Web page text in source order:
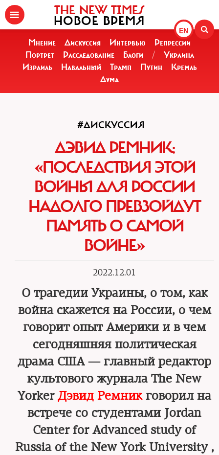
EN
THE NEW TIMES
НОВОЕ ВРЕМЯ
Мнение Дискуссия Интервью
Репрессии
Портрет
Расследование Блоги /
Украина
Израиль
Навальный Трамп Путин
Кремль
Дума
#ДИСКУССИЯ
ДЭВИД РЕМНИК:
«ПОСЛЕДСТВИЯ ЭТОЙ
ВОЙНЫ ДЛЯ РОССИИ
НАДОЛГО ПРЕВЗОЙДУТ
ПАМЯТЬ О САМОЙ
ВОЙНЕ»
2022.12.01
О трагедии Украины, о том, как
война скажется на России, о чем
говорит опыт Америки и в чем
сегодняшняя политическая
драма США — главный редактор
культового журнала The New
Yorker Дэвид Ремникговорил на
встрече со студентами Jordan
Center for Advanced study of
Russia of the New York University ,